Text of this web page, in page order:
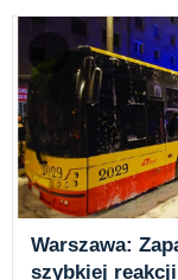
Warszawa:
szybkiej